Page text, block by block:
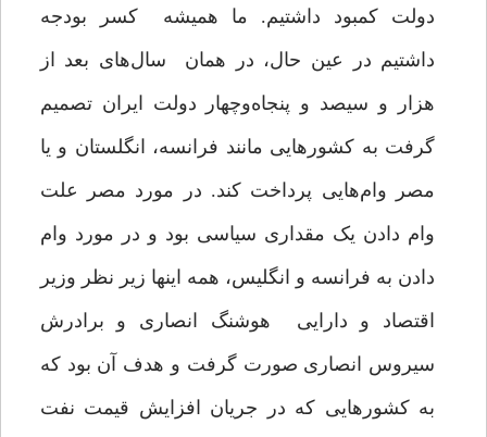
دولت کمبود داشتیم. ما همیشه کسر بودجه
داشتیم در عین حال، در همان سال‌های بعد از
هزار و سیصد و پنجاه‌وچهار دولت ایران تصمیم
گرفت به کشورهایی مانند فرانسه، انگلستان و یا
مصر وام‌هایی پرداخت کند. در مورد مصر علت
وام دادن یک مقداری سیاسی بود و در مورد وام
دادن به فرانسه و انگلیس، همه اینها زیر نظر وزیر
اقتصاد و دارایی هوشنگ انصاری و برادرش
سیروس انصاری صورت گرفت و هدف آن بود که
به کشورهایی که در جریان افزایش قیمت نفت